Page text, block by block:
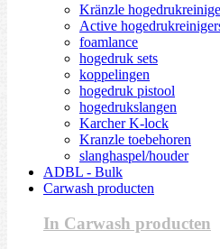
Kränzle
Active
foamlance
hogedruk sets
koppelingen
hogedruk pistool
hogedrukslangen
Karcher K-lock
Kranzle toebehoren
slanghaspel/houder
ADBL - Bulk
Carwash producten
In Carwash producten